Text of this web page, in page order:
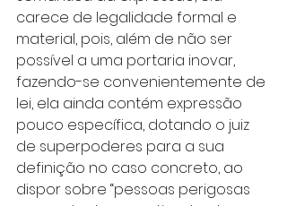
carece de legalidade formal e
material, pois, além de não ser
possível a uma portaria inovar,
fazendo-se convenientemente de
lei, ela ainda contém expressão
pouco específica, dotando o juiz
de superpoderes para a sua
definição no caso concreto, ao
dispor sobre “pessoas perigosas